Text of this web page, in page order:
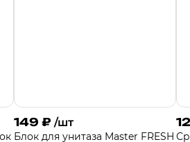
149 ₽ /шт
Блок для унитаза Master FRESH